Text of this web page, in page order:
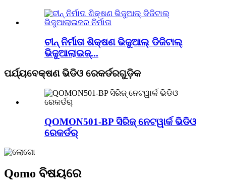
ଚୀନ୍ ନିର୍ମାତା ଶିକ୍ଷଣ ଭିଜୁଆଲ୍ ଡିଜିଟାଲ୍
ଭିଜୁଆଲାଇଜ୍...
ପର୍ଯ୍ୟବେକ୍ଷଣ ଭିଡିଓ ରେକର୍ଡରଗୁଡ଼ିକ
QOMON501-BP ସିରିଜ୍ ନେଟୱାର୍କ ଭିଡିଓ
ରେକର୍ଡର୍
Qomo ବିଷୟରେ